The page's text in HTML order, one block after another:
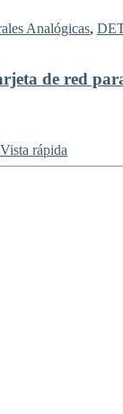
Analógicas,
de red
Vista rápida